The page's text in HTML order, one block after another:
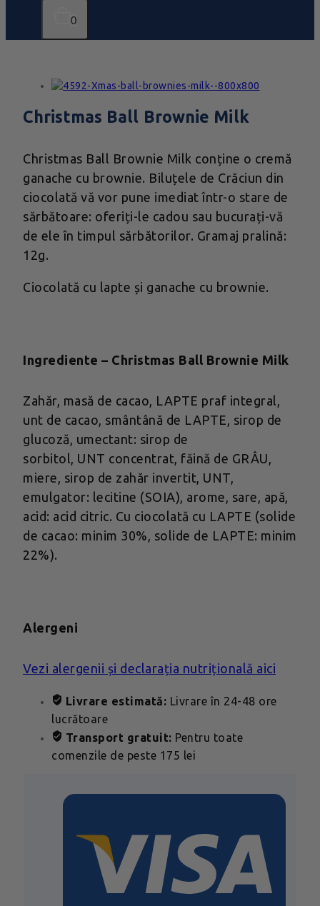
0
Christmas Ball Brownie Milk
Christmas Ball Brownie Milk conține o cremă
ganache cu brownie. Biluțele de Crăciun din
ciocolată vă vor pune imediat într-o stare de
sărbătoare: oferiți-le cadou sau bucurați-vă
de ele în timpul sărbătorilor. Gramaj pralină:
12g.
Ciocolată cu lapte și ganache cu brownie.
Ingrediente – Christmas Ball Brownie Milk
Zahăr, masă de cacao, LAPTE praf integral,
unt de cacao, smântână de LAPTE, sirop de
glucoză, umectant: sirop de
sorbitol, UNT concentrat, făină de GRÂU,
miere, sirop de zahăr invertit, UNT,
emulgator: lecitine (SOIA), arome, sare, apă,
acid: acid citric. Cu ciocolată cu LAPTE (solide
de cacao: minim 30%, solide de LAPTE: minim
22%).
Alergeni
Vezi alergenii și declarația nutrițională aici
Livrare estimată: Livrare în 24-48 ore
lucrătoare
Transport gratuit: Pentru toate
comenzile de peste 175 lei